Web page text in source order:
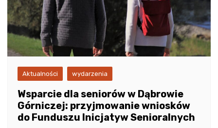
Aktualności wydarzenia
Wsparcie dla seniorów w Dąbrowie
Górniczej: przyjmowanie wniosków
do Funduszu Inicjatyw Senioralnych